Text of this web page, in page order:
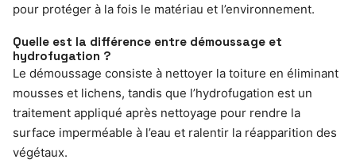
pour protéger à la fois le matériau et l’environnement.
Quelle est la différence entre démoussage et
hydrofugation ?
Le démoussage consiste à nettoyer la toiture en éliminant
mousses et lichens, tandis que l’hydrofugation est un
traitement appliqué après nettoyage pour rendre la
surface imperméable à l’eau et ralentir la réapparition des
végétaux.